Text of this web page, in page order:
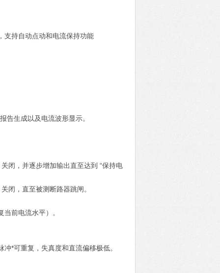
支持自动点动和电流保持功能
告生成以及电流波形显示。
闭，并逐步增加输出直至达到 “保持电
闭，直至被测断路器跳闸。
前电流水平）。
*可重复，失真度和直流偏移极低。